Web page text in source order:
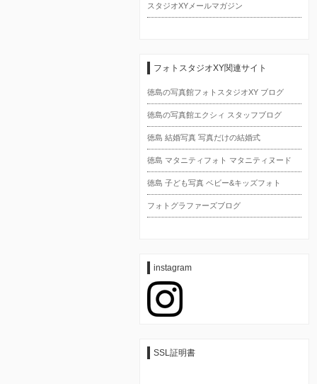
スタジオXYメールマガジン
フォトスタジオXY関連サイト
徳島の写真館フォトスタジオXY ブログ
徳島の写真館エクシィ スタッフブログ
徳島 結婚写真 写真だけの結婚式
徳島 マタニティフォト マタニティヌード
徳島 子ども写真 ベビー&キッズフォト
フォトグラファーズブログ
instagram
SSL証明書